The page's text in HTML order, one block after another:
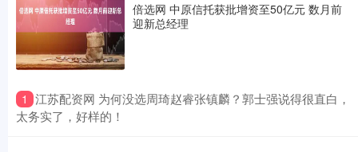
倍选网 中原信托获批增资至50亿元 数月前
迎新总经理
1 ​江苏配资网 为何没选周琦赵睿张镇麟？郭士强说得很直白，
太务实了，好样的！